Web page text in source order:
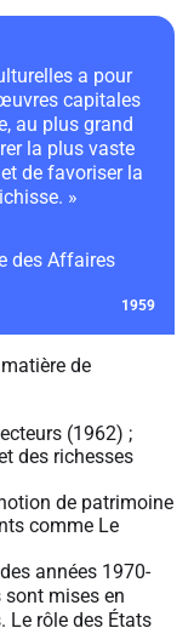
a pour
capitales
au plus grand
la plus vaste
de favoriser la
»
des Affaires
1959
de
(1962) ;
des richesses
de patrimoine
comme Le
années 1970-
mises en
Le rôle des États